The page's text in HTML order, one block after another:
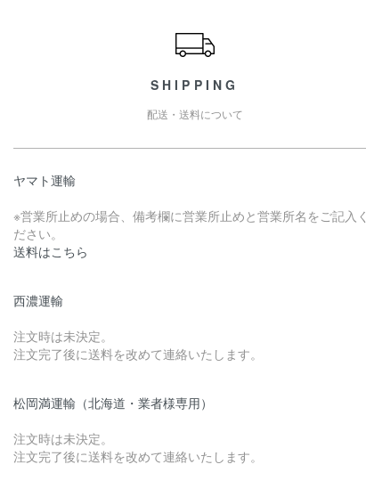
SHIPPING
配送・送料について
ヤマト運輸
※営業所止めの場合、備考欄に営業所止めと営業所名をご記入く
ださい。
送料はこちら
西濃運輸
注文時は未決定。
注文完了後に送料を改めて連絡いたします。
松岡満運輸（北海道・業者様専用）
注文時は未決定。
注文完了後に送料を改めて連絡いたします。